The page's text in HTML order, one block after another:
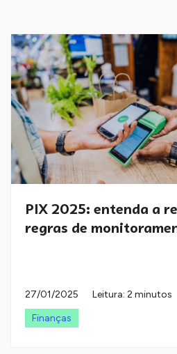
PIX 2025: entenda a
regras de
27/01/2025
Leitura: 2 minutos
Finanças